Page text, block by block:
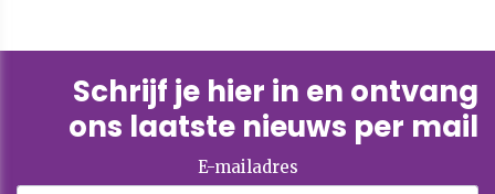
Schrijf je hier in en ontvang
ons laatste nieuws per mail
E-mailadres